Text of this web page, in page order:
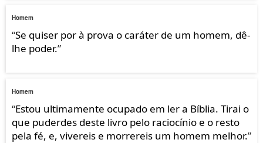
Homem
“Se quiser por à prova o caráter de um homem, dê-
lhe poder.”
Homem
“Estou ultimamente ocupado em ler a Bíblia. Tirai o
que puderdes deste livro pelo raciocínio e o resto
pela fé, e, vivereis e morrereis um homem melhor.”